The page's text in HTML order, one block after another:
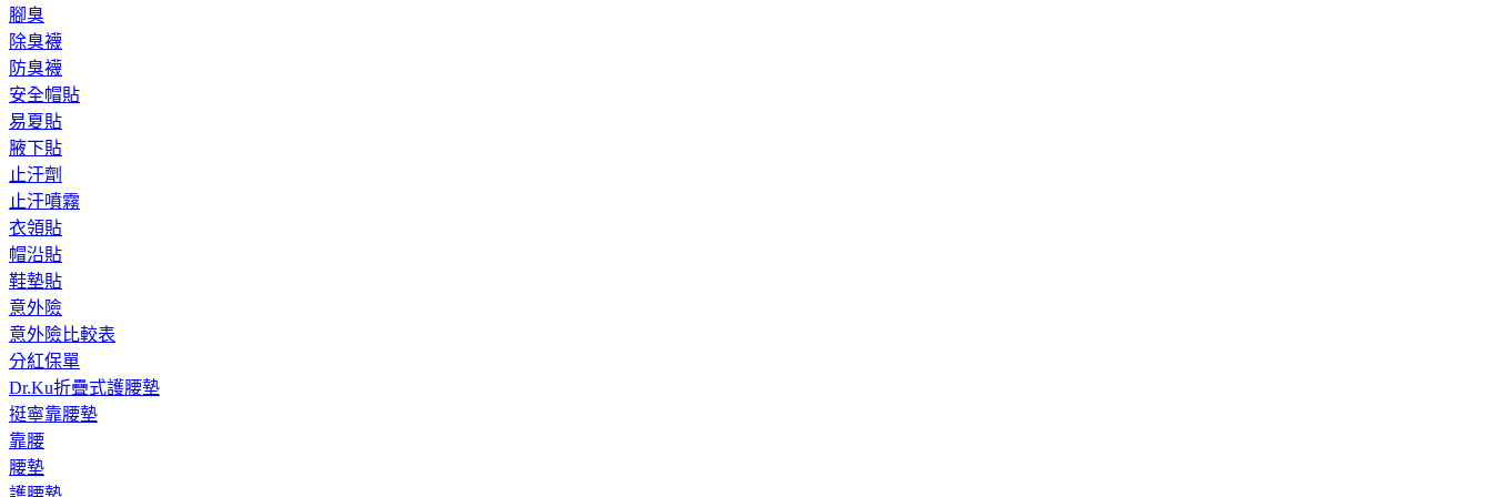
腳臭
除臭襪
防臭襪
安全帽貼
易夏貼
腋下貼
止汗劑
止汗噴霧
衣領貼
帽沿貼
鞋墊貼
意外險
意外險比較表
分紅保單
Dr.Ku折疊式護腰墊
挺寧靠腰墊
靠腰
腰墊